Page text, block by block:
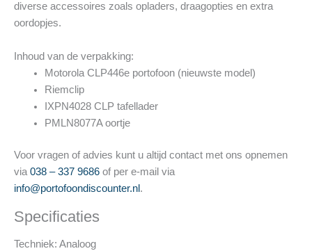
diverse accessoires zoals opladers, draagopties en extra
oordopjes.
Inhoud van de verpakking:
Motorola CLP446e portofoon (nieuwste model)
Riemclip
IXPN4028 CLP tafellader
PMLN8077A oortje
Voor vragen of advies kunt u altijd contact met ons opnemen
via 038 – 337 9686 of per e-mail via
info@portofoondiscounter.nl .
Specificaties
Techniek: Analoog